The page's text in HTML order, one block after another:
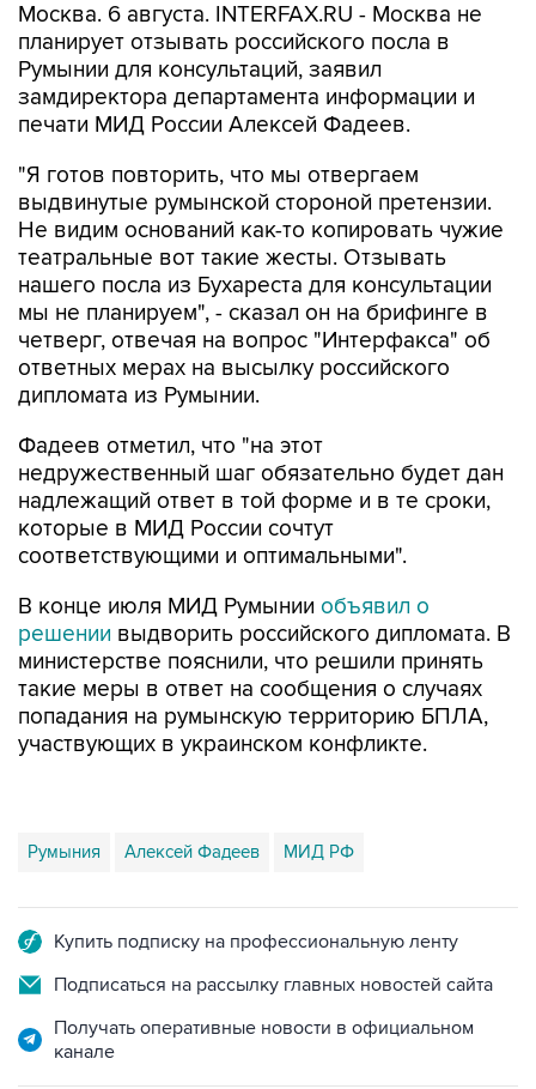
Москва. 6 августа. INTERFAX.RU - Москва не
планирует отзывать российского посла в
Румынии для консультаций, заявил
замдиректора департамента информации и
печати МИД России Алексей Фадеев.
"Я готов повторить, что мы отвергаем
выдвинутые румынской стороной претензии.
Не видим оснований как-то копировать чужие
театральные вот такие жесты. Отзывать
нашего посла из Бухареста для консультации
мы не планируем", - сказал он на брифинге в
четверг, отвечая на вопрос "Интерфакса" об
ответных мерах на высылку российского
дипломата из Румынии.
Фадеев отметил, что "на этот
недружественный шаг обязательно будет дан
надлежащий ответ в той форме и в те сроки,
которые в МИД России сочтут
соответствующими и оптимальными".
В конце июля МИД Румынии объявил о
решении выдворить российского дипломата. В
министерстве пояснили, что решили принять
такие меры в ответ на сообщения о случаях
попадания на румынскую территорию БПЛА,
участвующих в украинском конфликте.
Румыния Алексей Фадеев МИД РФ
Купить подписку на профессиональную ленту
Подписаться на рассылку главных новостей сайта
Получать оперативные новости в официальном
канале